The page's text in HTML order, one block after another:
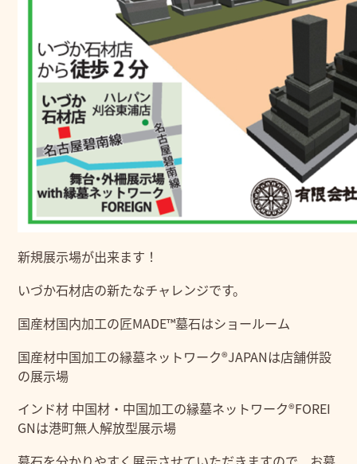
新規展示場が出来ます！
いづか石材店の新たなチャレンジです。
国産材国内加工の匠MADE™墓石はショールーム
国産材中国加工の縁墓ネットワーク®JAPANは店舗併設
の展示場
インド材 中国材・中国加工の縁墓ネットワーク®FOREI
GNは港町無人解放型展示場